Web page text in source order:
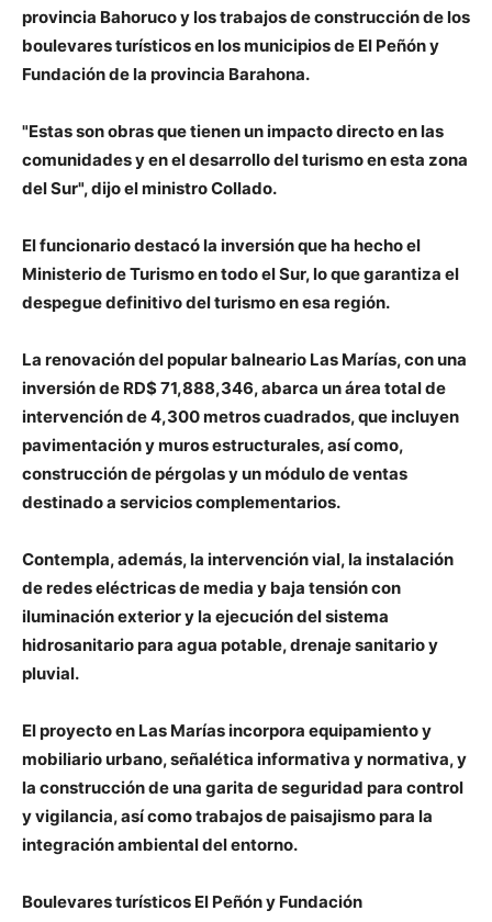
provincia Bahoruco y los trabajos de construcción de los
boulevares turísticos en los municipios de El Peñón y
Fundación de la provincia Barahona.
"Estas son obras que tienen un impacto directo en las
comunidades y en el desarrollo del turismo en esta zona
del Sur", dijo el ministro Collado.
El funcionario destacó la inversión que ha hecho el
Ministerio de Turismo en todo el Sur, lo que garantiza el
despegue definitivo del turismo en esa región.
La renovación del popular balneario Las Marías, con una
inversión de RD$ 71,888,346, abarca un área total de
intervención de 4,300 metros cuadrados, que incluyen
pavimentación y muros estructurales, así como,
construcción de pérgolas y un módulo de ventas
destinado a servicios complementarios.
Contempla, además, la intervención vial, la instalación
de redes eléctricas de media y baja tensión con
iluminación exterior y la ejecución del sistema
hidrosanitario para agua potable, drenaje sanitario y
pluvial.
El proyecto en Las Marías incorpora equipamiento y
mobiliario urbano, señalética informativa y normativa, y
la construcción de una garita de seguridad para control
y vigilancia, así como trabajos de paisajismo para la
integración ambiental del entorno.
Boulevares turísticos El Peñón y Fundación